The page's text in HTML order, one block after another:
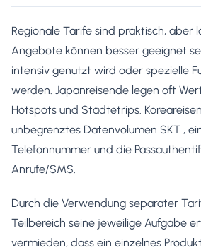
Regionale Tarife sind praktisch, aber
Angebote können besser geeignet
intensiv genutzt wird oder spezielle
werden. Japanreisende legen oft
Hotspots und Städtetrips.
unbegrenztes Datenvolumen SKT ,
Telefonnummer und die
Anrufe/SMS.
Durch die Verwendung separater
Teilbereich seine jeweilige Aufgabe
vermieden, dass ein einzelnes